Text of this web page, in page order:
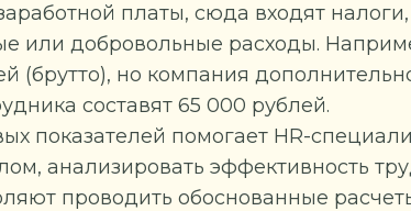
платы, сюда входят
или добровольные расходы.
(брутто), но компания
составят 65 000 рублей.
показателей помогает HR-
анализировать эффективность
проводить обоснованные